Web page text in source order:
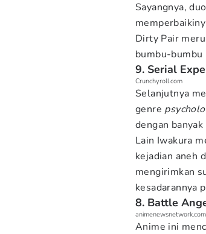
Sayangnya,
Dirty Pair
bumbu-bumbu
9. Serial
Crunchyroll.com
Selanjutnya
genre
dengan
Lain Iwakura
kejadian aneh
mengirimkan
kesadarannya
8. Battle
animenewsnetwork.com
Anime ini